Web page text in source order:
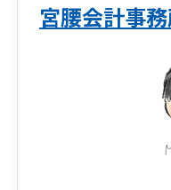
業、卸売業、小売業
産業、ソフト開発業
企業規模は1000万
素早く、丁寧に対応
長期的に事業が拡
宮腰会計事